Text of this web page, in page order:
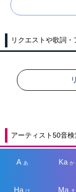
リクエストや歌詞
アーティスト50音検
A あ Kaか
Haは Ma ま